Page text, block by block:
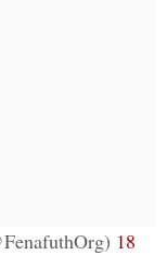
18